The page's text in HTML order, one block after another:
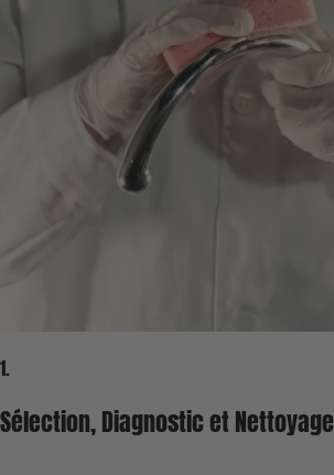
1.
Sélection, Diagnostic et Nettoyage